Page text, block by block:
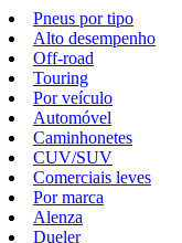
Pneus por tipo
Alto desempenho
Off-road
Touring
Por veículo
Automóvel
Caminhonetes
CUV/SUV
Comerciais leves
Por marca
Alenza
Dueler